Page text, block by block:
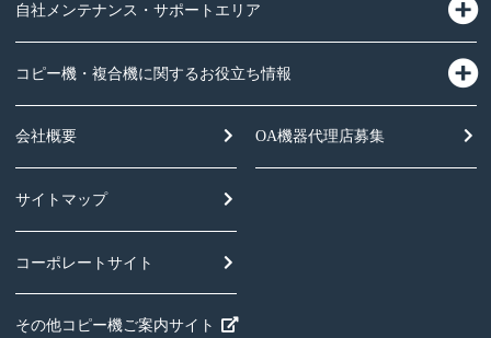
自社メンテナンス・サポートエリア
コピー機・複合機に関するお役立ち情報
会社概要
サイトマップ
コーポレートサイト
その他コピー機ご案内サイト
OA機器代理店募集